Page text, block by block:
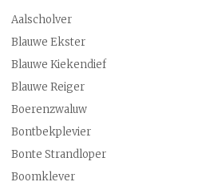
Aalscholver
Blauwe Ekster
Blauwe Kiekendief
Blauwe Reiger
Boerenzwaluw
Bontbekplevier
Bonte Strandloper
Boomklever